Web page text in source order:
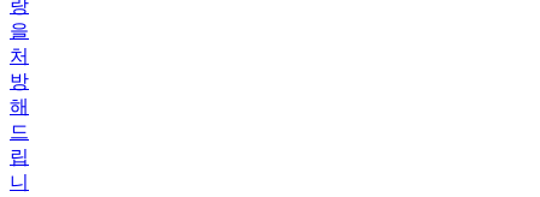
처
방
해
드
립
니
다